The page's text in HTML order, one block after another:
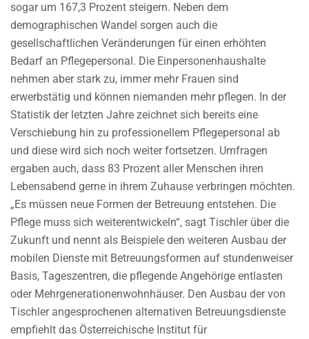
sogar um 167,3 Prozent steigern. Neben dem
demographischen Wandel sorgen auch die
gesellschaftlichen Veränderungen für einen erhöhten
Bedarf an Pflegepersonal. Die Einpersonenhaushalte
nehmen aber stark zu, immer mehr Frauen sind
erwerbstätig und können niemanden mehr pflegen. In der
Statistik der letzten Jahre zeichnet sich bereits eine
Verschiebung hin zu professionellem Pflegepersonal ab
und diese wird sich noch weiter fortsetzen. Umfragen
ergaben auch, dass 83 Prozent aller Menschen ihren
Lebensabend gerne in ihrem Zuhause verbringen möchten.
„Es müssen neue Formen der Betreuung entstehen. Die
Pflege muss sich weiterentwickeln“, sagt Tischler über die
Zukunft und nennt als Beispiele den weiteren Ausbau der
mobilen Dienste mit Betreuungsformen auf stundenweiser
Basis, Tageszentren, die pflegende Angehörige entlasten
oder Mehrgenerationenwohnhäuser. Den Ausbau der von
Tischler angesprochenen alternativen Betreuungsdienste
empfiehlt das Österreichische Institut für